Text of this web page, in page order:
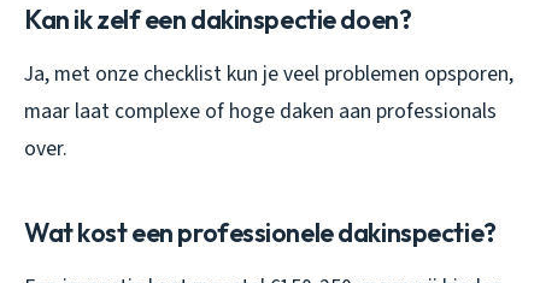
Kan ik zelf een dakinspectie doen?
Ja, met onze checklist kun je veel problemen opsporen,
maar laat complexe of hoge daken aan professionals
over.
Wat kost een professionele dakinspectie?